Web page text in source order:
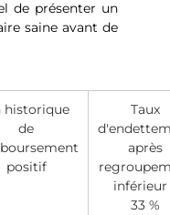
de présenter un
saine avant de
historique
de
positif
Taux
après
inférieur
33 %